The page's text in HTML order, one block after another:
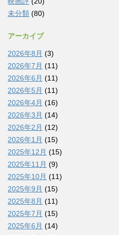
未分類 (80)
アーカイブ
2026年8月 (3)
2026年7月 (11)
2026年6月 (11)
2026年5月 (11)
2026年4月 (16)
2026年3月 (14)
2026年2月 (12)
2026年1月 (15)
2025年12月 (15)
2025年11月 (9)
2025年10月 (11)
2025年9月 (15)
2025年8月 (11)
2025年7月 (15)
2025年6月 (14)